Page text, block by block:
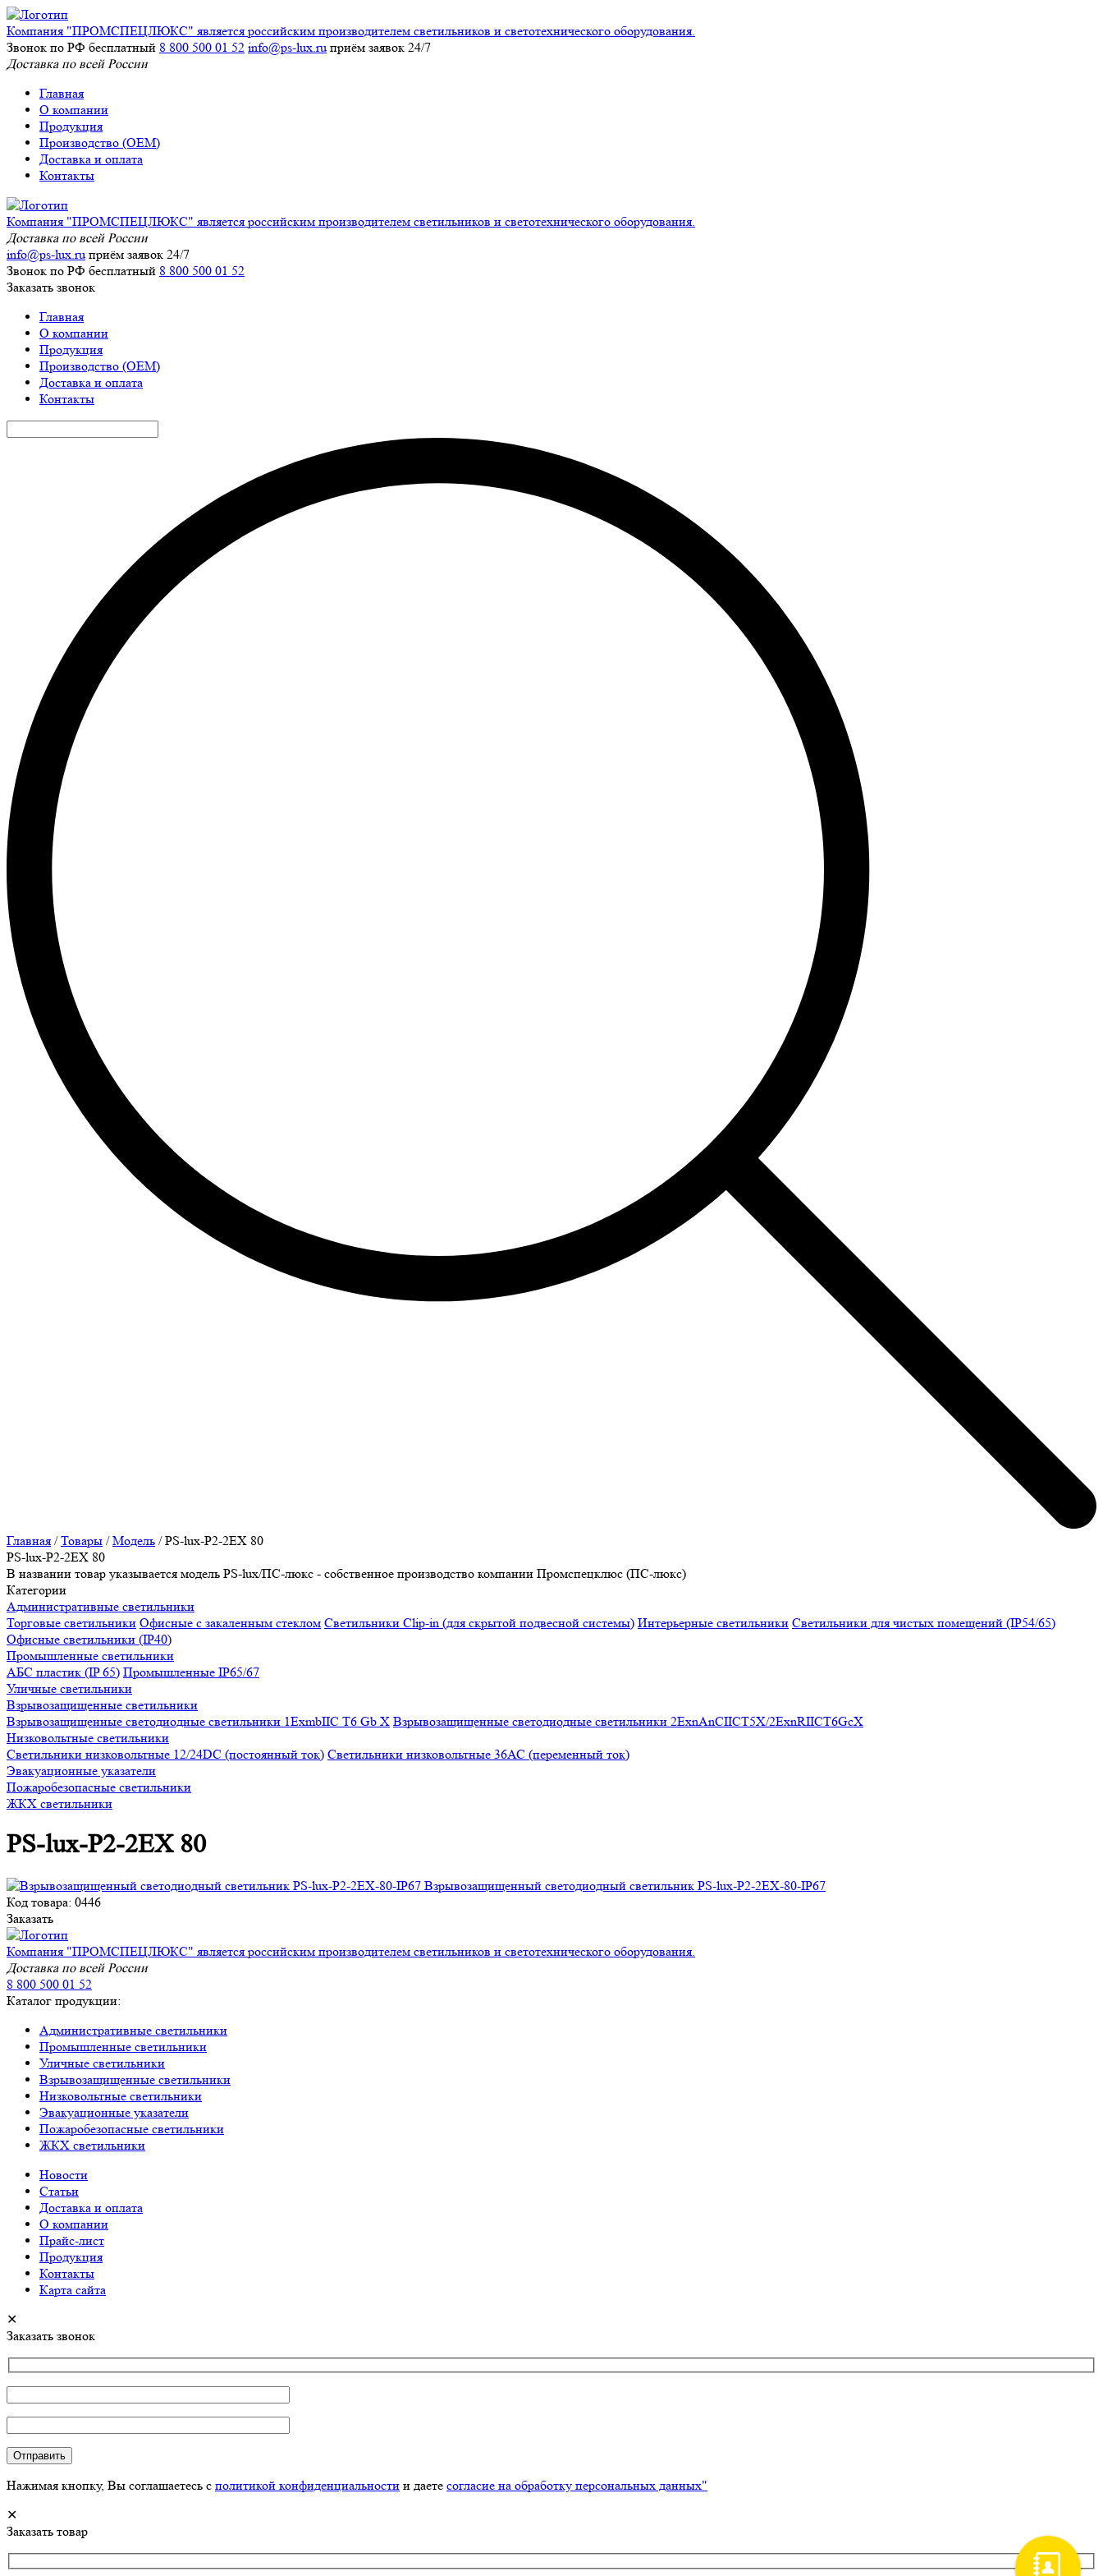
Компания "ПРОМСПЕЦЛЮКС" является российским производителем светильников и светотехнического оборудования.
Звонок по РФ бесплатный 8 800 500 01 52 info@ps-lux.ru приём заявок 24/7
Доставка по всей России
Главная
О компании
Продукция
Производство (ОЕМ)
Доставка и оплата
Контакты
Компания "ПРОМСПЕЦЛЮКС" является российским производителем светильников и светотехнического оборудования.
Доставка по всей России
info@ps-lux.ru приём заявок 24/7
Звонок по РФ бесплатный 8 800 500 01 52
Заказать звонок
Главная
О компании
Продукция
Производство (ОЕМ)
Доставка и оплата
Контакты
Главная /Товары /Модель /PS-lux-P2-2EX 80
PS-lux-P2-2EX 80
В названии товар указывается модель PS-lux/ПС-люкс - собственное производство компании Промспецклюс (ПС-люкс)
Категории
Административные светильники
Торговые светильники Офисные с закаленным стеклом Светильники Clip-in (для скрытой подвесной системы) Интерьерные светильники Светильники для чистых помещений (IP54/65)
Офисные светильники (IP40)
Промышленные светильники
АБС пластик (IP 65) Промышленные IP65/67
Уличные светильники
Взрывозащищенные светильники
Взрывозащищенные светодиодные светильники 1ExmbIIC T6 Gb X Взрывозащищенные светодиодные светильники 2ЕхnAnCIICT5X/2ExnRIICT6GcX
Низковольтные светильники
Светильники низковольтные 12/24DC (постоянный ток) Светильники низковольтные 36АС (переменный ток)
Эвакуационные указатели
Пожаробезопасные светильники
ЖКХ светильники
PS-lux-P2-2EX 80
Взрывозащищенный светодиодный светильник PS-lux-P2-2EX-80-IP67
Код товара: 0446
Заказать
Компания "ПРОМСПЕЦЛЮКС" является российским производителем светильников и светотехнического оборудования.
Доставка по всей России
8 800 500 01 52
Каталог продукции:
Административные светильники
Промышленные светильники
Уличные светильники
Взрывозащищенные светильники
Низковольтные светильники
Эвакуационные указатели
Пожаробезопасные светильники
ЖКХ светильники
Новости
Статьи
Доставка и оплата
О компании
Прайс-лист
Продукция
Контакты
Карта сайта
✕
Заказать звонок
Нажимая кнопку, Вы соглашаетесь с политикой конфиденциальности и даете согласие на обработку персональных данных"
✕
Заказать товар